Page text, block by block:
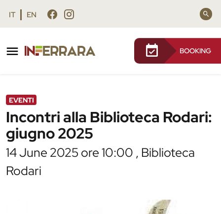
Vai al contenuto principale
Vai al footer
IT EN
BOOKING
Incontri alla Biblioteca Rodari: giugno
EVENTI
Incontri alla Biblioteca Rodari:
giugno 2025
14 June 2025 ore 10:00 , Biblioteca
Rodari